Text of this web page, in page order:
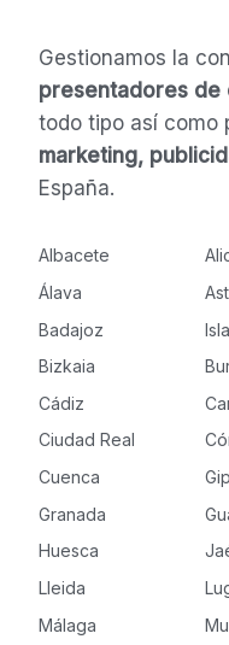
Gestionamos la
presentadores de
todo tipo así como
marketing,
España.
Albacete
Álava
Badajoz
Bizkaia
Cádiz
Ciudad Real
Cuenca
Granada
Huesca
Lleida
Málaga